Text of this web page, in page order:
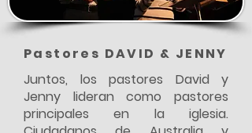
Pastores DAVID & JENNY
Juntos, los pastores David y
Jenny lideran como pastores
principales en la iglesia.